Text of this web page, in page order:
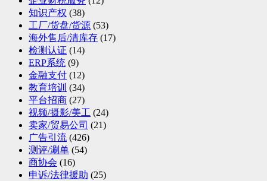
知识产权 (38)
工厂/货盘/货源 (53)
海外售后/清库存 (17)
检测认证 (14)
ERP系统 (9)
金融支付 (12)
教育培训 (34)
平台招商 (27)
视频/摄影/美工 (24)
卖家/贸易公司 (21)
广告引流 (426)
测评/涮单 (54)
商协会 (16)
申诉/法律援助 (25)